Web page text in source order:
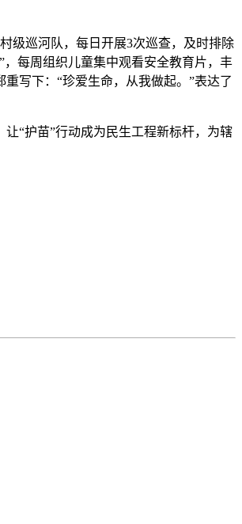
级巡河队，每日开展3次巡查，及时排除
每周组织儿童集中观看安全教育片，丰
写下：“珍爱生命，从我做起。”表达了
“护苗”行动成为民生工程新标杆，为辖